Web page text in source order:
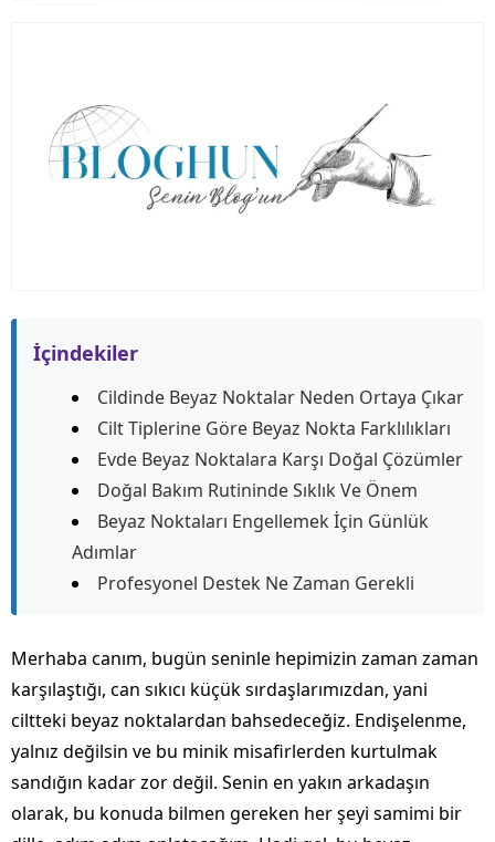
İçindekiler
Cildinde Beyaz Noktalar Neden Ortaya Çıkar
Cilt Tiplerine Göre Beyaz Nokta Farklılıkları
Evde Beyaz Noktalara Karşı Doğal Çözümler
Doğal Bakım Rutininde Sıklık Ve Önem
Beyaz Noktaları Engellemek İçin Günlük
Adımlar
Profesyonel Destek Ne Zaman Gerekli
Merhaba canım, bugün seninle hepimizin zaman zaman
karşılaştığı, can sıkıcı küçük sırdaşlarımızdan, yani
ciltteki beyaz noktalardan bahsedeceğiz. Endişelenme,
yalnız değilsin ve bu minik misafirlerden kurtulmak
sandığın kadar zor değil. Senin en yakın arkadaşın
olarak, bu konuda bilmen gereken her şeyi samimi bir